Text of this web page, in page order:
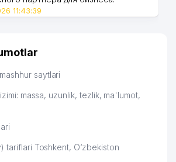
LIFE MChJ
CHARXPALAGI
KABUTARI UY-JOY MULK
812 м
BOLALAR VA
11:43:39
saytlari
massa, uzunlik, tezlik, ma'lumot,
tariflari Toshkent, O‘zbekiston